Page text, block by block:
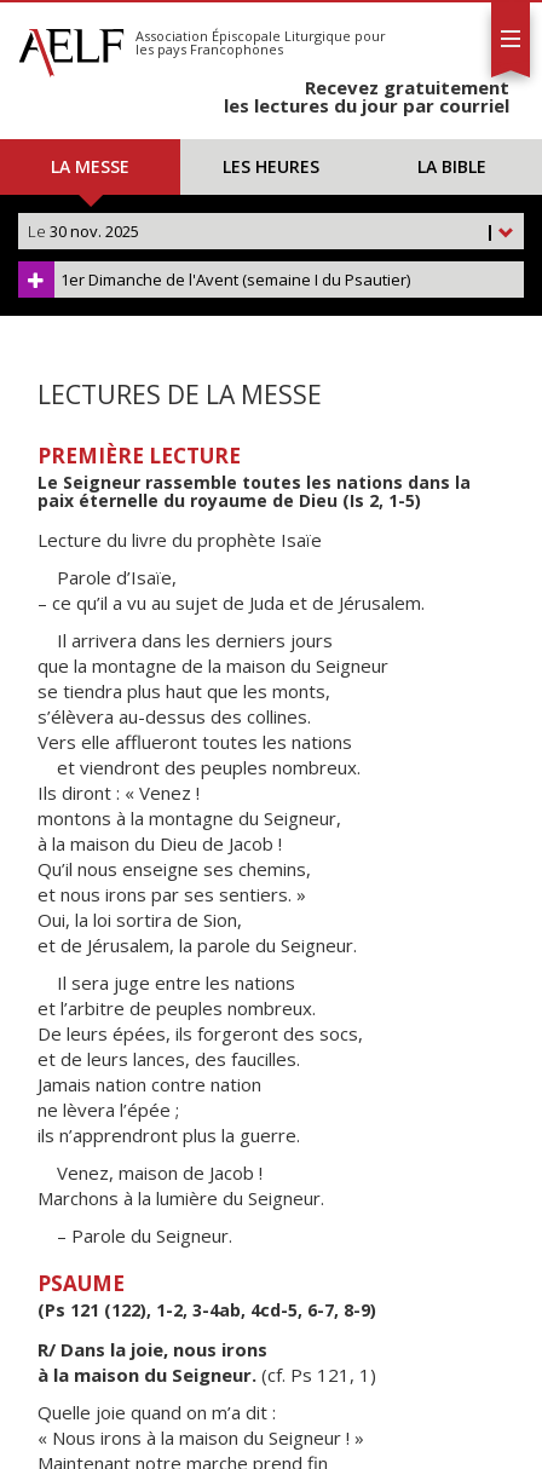
S'abonner
Calendrier
Association Épiscopale Liturgique pour
les pays Francophones
Recevez gratuitement
les lectures du jour par courriel
LA MESSE LES HEURES LA BIBLE
|
Le 30 nov. 2025
1er Dimanche de l'Avent (semaine I du Psautier)
LECTURES DE LA MESSE
PREMIÈRE LECTURE
Le Seigneur rassemble toutes les nations dans la
paix éternelle du royaume de Dieu (Is 2, 1-5)
Lecture du livre du prophète Isaïe
Parole d’Isaïe,
– ce qu’il a vu au sujet de Juda et de Jérusalem.
Il arrivera dans les derniers jours
que la montagne de la maison du Seigneur
se tiendra plus haut que les monts,
s’élèvera au-dessus des collines.
Vers elle afflueront toutes les nations
et viendront des peuples nombreux.
Ils diront : « Venez !
montons à la montagne du Seigneur,
à la maison du Dieu de Jacob !
Qu’il nous enseigne ses chemins,
et nous irons par ses sentiers. »
Oui, la loi sortira de Sion,
et de Jérusalem, la parole du Seigneur.
Il sera juge entre les nations
et l’arbitre de peuples nombreux.
De leurs épées, ils forgeront des socs,
et de leurs lances, des faucilles.
Jamais nation contre nation
ne lèvera l’épée ;
ils n’apprendront plus la guerre.
Venez, maison de Jacob !
Marchons à la lumière du Seigneur.
– Parole du Seigneur.
PSAUME
(Ps 121 (122), 1-2, 3-4ab, 4cd-5, 6-7, 8-9)
R/ Dans la joie, nous irons
à la maison du Seigneur. (cf. Ps 121, 1)
Quelle joie quand on m’a dit :
« Nous irons à la maison du Seigneur ! »
Maintenant notre marche prend fin